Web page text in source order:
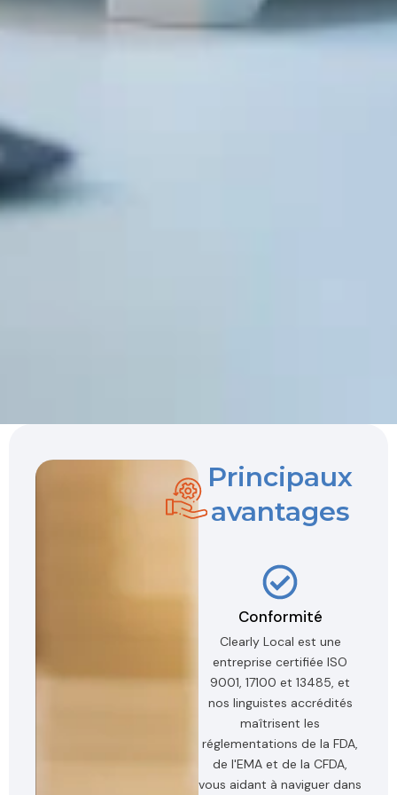
Principaux
avantages
Conformité
Clearly Local est une
entreprise certifiée ISO
9001, 17100 et 13485, et
nos linguistes accrédités
maîtrisent les
réglementations de la FDA,
de l'EMA et de la CFDA,
vous aidant à naviguer dans